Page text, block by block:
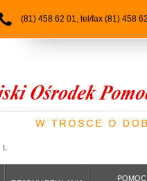
(81) 458 62 01, tel/fax (81) 458
POMOC